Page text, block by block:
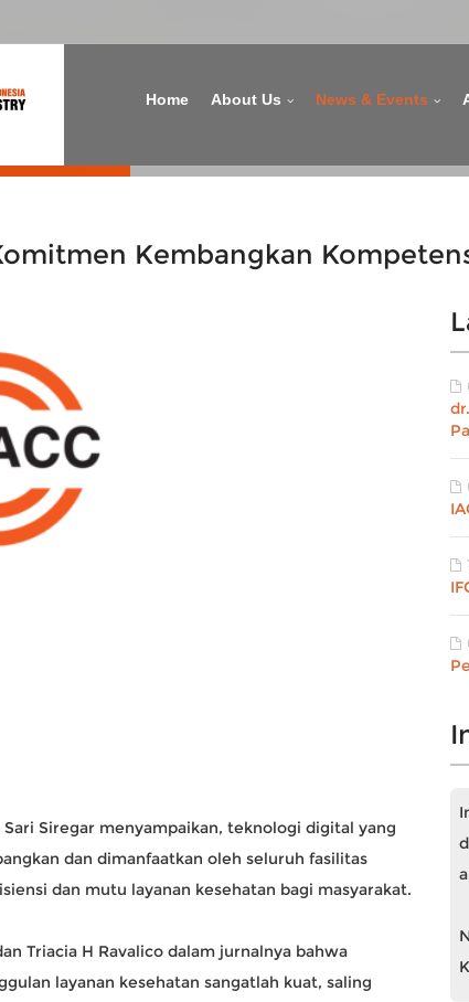
Home About Us News & Events
Kembangkan
Siregar menyampaikan, teknologi digital yang
dan dimanfaatkan oleh seluruh fasilitas
dan mutu layanan kesehatan bagi masyarakat.
Triacia H Ravalico dalam jurnalnya bahwa
layanan kesehatan sangatlah kuat, saling